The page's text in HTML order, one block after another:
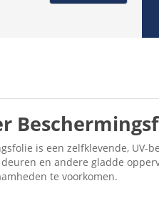
is een zelfklevende,
en andere gladde
te voorkomen.